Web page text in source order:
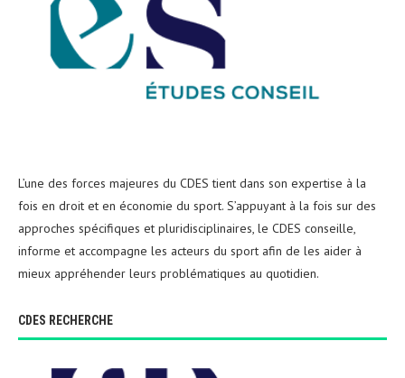
L’une des forces majeures du CDES tient dans son expertise à la
fois en droit et en économie du sport. S’appuyant à la fois sur des
approches spécifiques et pluridisciplinaires, le CDES conseille,
informe et accompagne les acteurs du sport afin de les aider à
mieux appréhender leurs problématiques au quotidien.
CDES RECHERCHE